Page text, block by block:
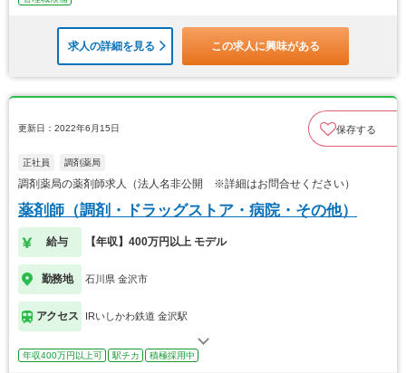
求人の詳細を見る この求人に興味がある
更新日：2022年6月15日 保存する
正社員 調剤薬局
調剤薬局の薬剤師求人（法人名非公開 ※詳細はお問合せください）
薬剤師（調剤・ドラッグストア・病院・その他）
給与 【年収】400万円以上 モデル
勤務地 石川県 金沢市
アクセス IRいしかわ鉄道 金沢駅
年収400万円以上可 駅チカ 積極採用中